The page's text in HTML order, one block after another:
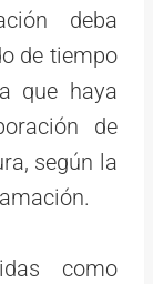
deba
de tiempo
que haya
de
según la
como